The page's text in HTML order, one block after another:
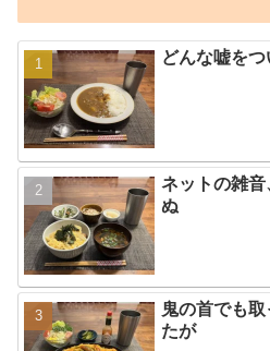
どんな嘘を
ネットの雑
ぬ
鬼の首でも
たが